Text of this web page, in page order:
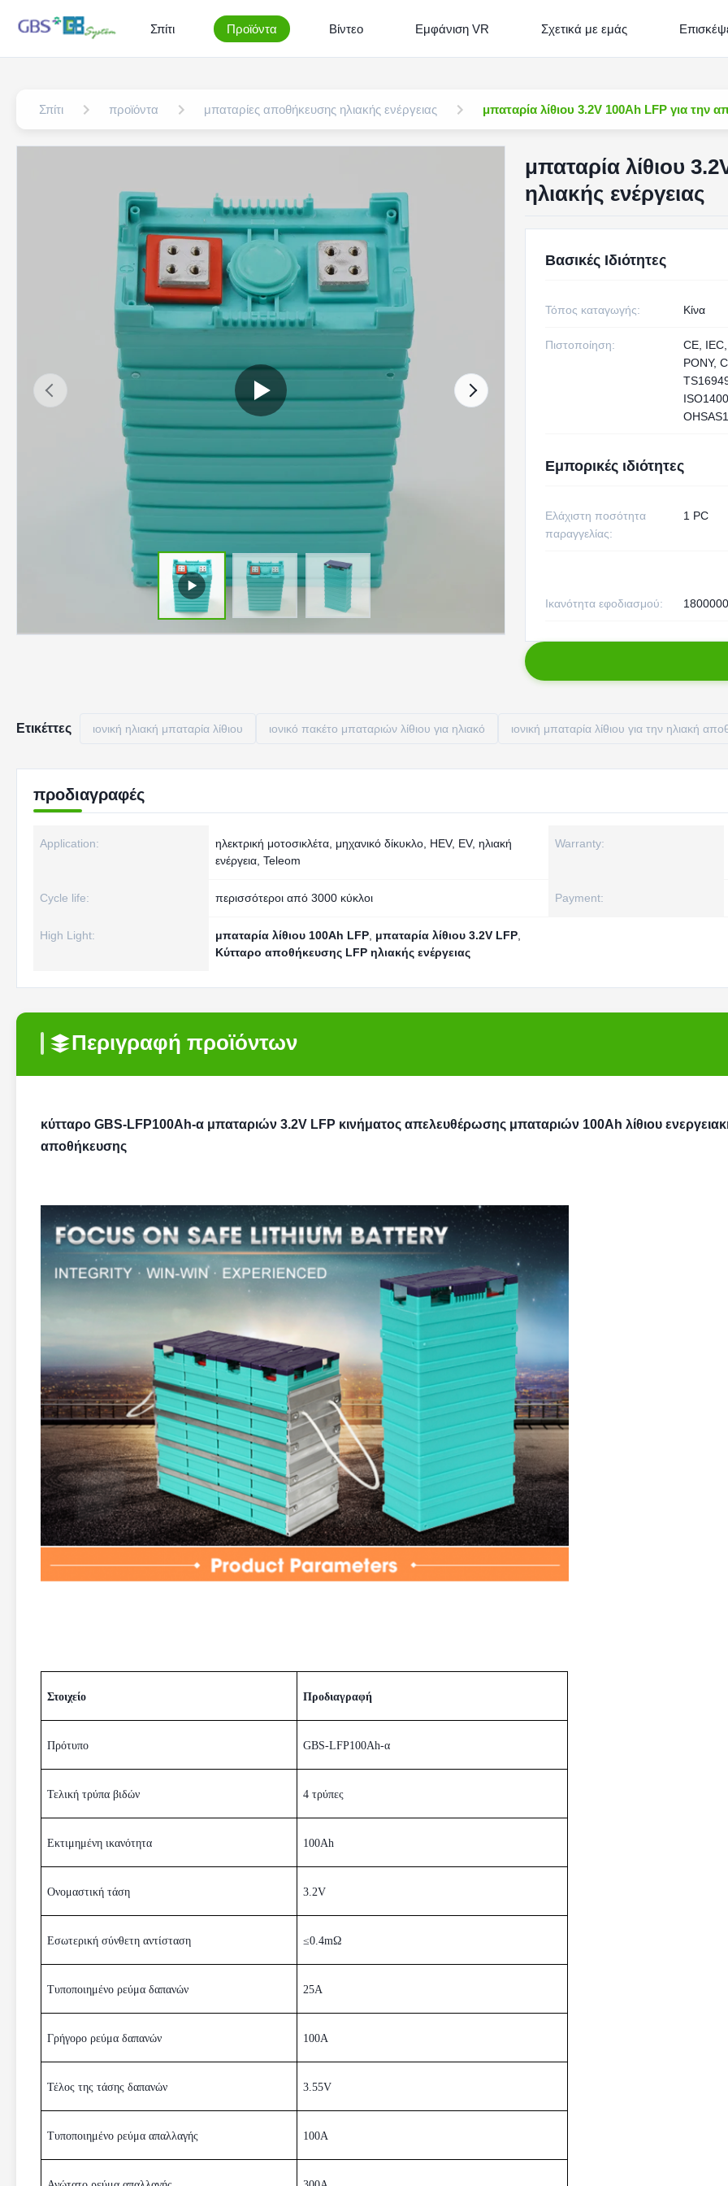
Σπίτι Προϊόντα Βίντεο Εμφάνιση VR Σχετικά με εμάς
Σπίτι προϊόντα μπαταρίες αποθήκευσης ηλιακής ενέργειας μπαταρία λίθιου 3.2V 100Ah LFP για την
μπαταρία λίθιου
ηλιακής ενέργειας
Βασικές Ιδιότητες
Τόπος καταγωγής: Κίνα
Πιστοποίηση:
CE,
PONY,
Εμπορικές ιδιότητες
Ελάχιστη ποσότητα
παραγγελίας:
1 PC
Ικανότητα εφοδιασμού:
Ετικέττες ιονική ηλιακή μπαταρία λίθιου ιονικό πακέτο μπαταριών λίθιου για ηλιακό ιονική μπαταρία λίθιου για την ηλιακή
προδιαγραφές
Application:
ηλεκτρική μοτοσικλέτα, μηχανικό δίκυκλο, HEV, EV, ηλιακή
ενέργεια, Teleom
Warranty:
Cycle life: περισσότεροι από 3000 κύκλοι Payment:
High Light: μπαταρία λίθιου 100Ah LFP μπαταρία λίθιου 3.2V LFP
Κύτταρο αποθήκευσης LFP ηλιακής ενέργειας
Περιγραφή προϊόντων
κύτταρο GBS-LFP100Ah-α μπαταριών 3.2V LFP κινήματος απελευθέρωσης μπαταριών 100Ah λίθιου
αποθήκευσης
Στοιχείο Προδιαγραφή
Πρότυπο GBS-LFP100Ah-α
Τελική τρύπα βιδών 4 τρύπες
Εκτιμημένη ικανότητα 100Ah
Ονομαστική τάση 3.2V
Εσωτερική σύνθετη αντίσταση ≤0.4mΩ
Τυποποιημένο ρεύμα δαπανών 25A
Γρήγορο ρεύμα δαπανών 100A
Τέλος της τάσης δαπανών 3.55V
Τυποποιημένο ρεύμα απαλλαγής 100A